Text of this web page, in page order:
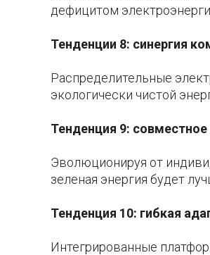
дефицитом
Тенденции 8: синергия
Распределительные
экологически чистой
Тенденция 9:
Эволюционируя от
зеленая энергия будет
Тенденция 10: гибкая
Интегрированные